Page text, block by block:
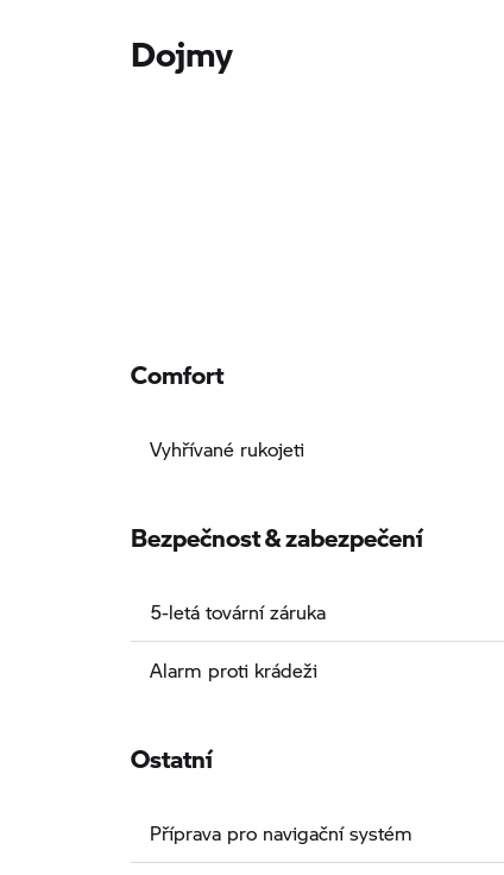
Dojmy
Comfort
Vyhřívané rukojeti
Bezpečnost & zabezpečení
5-letá tovární záruka
Alarm proti krádeži
Ostatní
Příprava pro navigační systém